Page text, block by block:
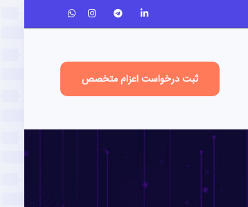
ثبت درخواست اعزام متخصص